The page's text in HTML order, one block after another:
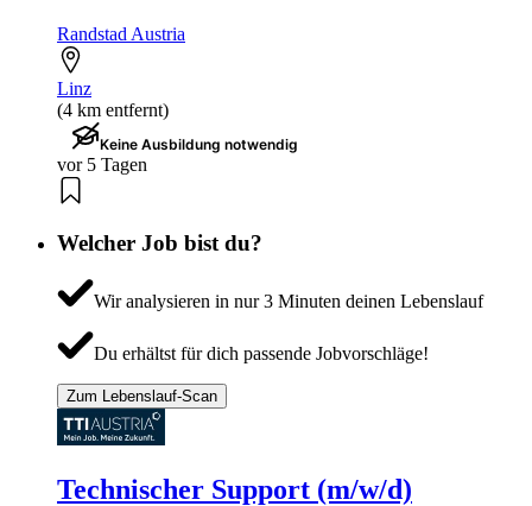
Randstad Austria
Linz
(4 km entfernt)
Keine Ausbildung notwendig
vor 5 Tagen
Welcher Job bist du?
Wir analysieren in nur 3 Minuten deinen Lebenslauf
Du erhältst für dich passende Jobvorschläge!
Zum Lebenslauf-Scan
Technischer Support (m/w/d)